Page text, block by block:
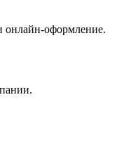
онлайн-оформление.